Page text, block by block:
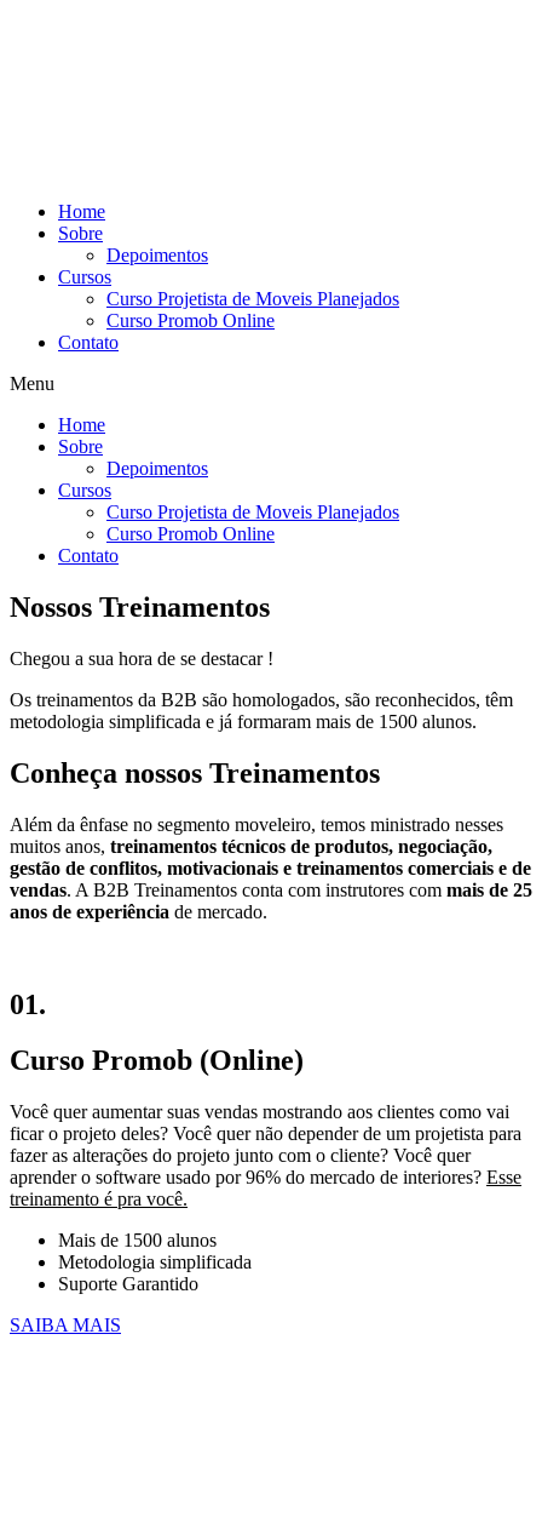
Home
Sobre
Depoimentos
Cursos
Curso Projetista de Moveis Planejados
Curso Promob Online
Contato
Menu
Home
Sobre
Depoimentos
Cursos
Curso Projetista de Moveis Planejados
Curso Promob Online
Contato
Nossos Treinamentos
Chegou a sua hora de se destacar !
Os treinamentos da B2B são homologados, são reconhecidos, têm
metodologia simplificada e já formaram mais de 1500 alunos.
Conheça nossos Treinamentos
Além da ênfase no segmento moveleiro, temos ministrado nesses
muitos anos, treinamentos técnicos de produtos, negociação,
gestão de conflitos, motivacionais e treinamentos comerciais e de
vendas. A B2B Treinamentos conta com instrutores com mais de 25
anos de experiência de mercado.
01.
Curso Promob (Online)
Você quer aumentar suas vendas mostrando aos clientes como vai
ficar o projeto deles? Você quer não depender de um projetista para
fazer as alterações do projeto junto com o cliente? Você quer
aprender o software usado por 96% do mercado de interiores? Esse
treinamento é pra você.
Mais de 1500 alunos
Metodologia simplificada
Suporte Garantido
SAIBA MAIS